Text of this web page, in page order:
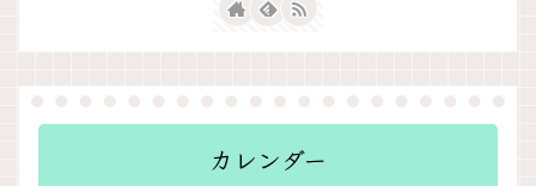
カレンダー